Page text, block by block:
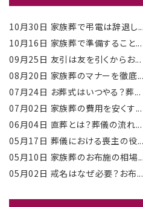
10月30日 家族葬で弔電は辞退し...
10月16日 家族葬で準備すること...
09月25日 友引は友を引くからお...
08月20日 家族葬のマナーを徹底...
07月24日 お葬式はいつやる？葬...
07月02日 家族葬の費用を安くす...
06月04日 直葬とは？葬儀の流れ...
05月17日 葬儀における喪主の役...
05月10日 家族葬のお布施の相場...
05月02日 戒名はなぜ必要？お布...